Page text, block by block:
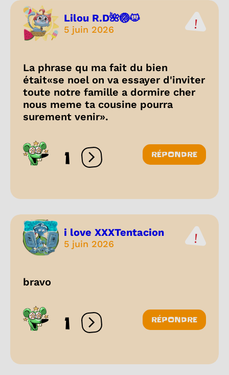
Lilou R.D🌺🏐🐱
5 juin 2026
La phrase qu ma fait du bien
était«se noel on va essayer d'inviter
toute notre famille a dormire cher
nous meme ta cousine pourra
surement venir».
1 Ouvrir les réactions
RÉPONDRE
i love XXXTentacion
5 juin 2026
bravo
1 Ouvrir les réactions
RÉPONDRE